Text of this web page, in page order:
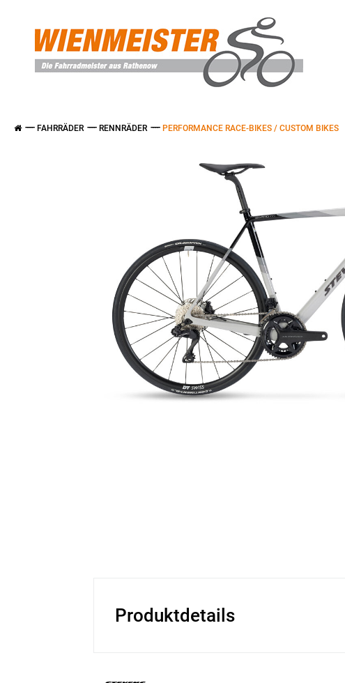
FAHRRÄDER RENNRÄDER PERFORMANCE RACE-BIKES / CUSTOM BIKES
Produktdetails